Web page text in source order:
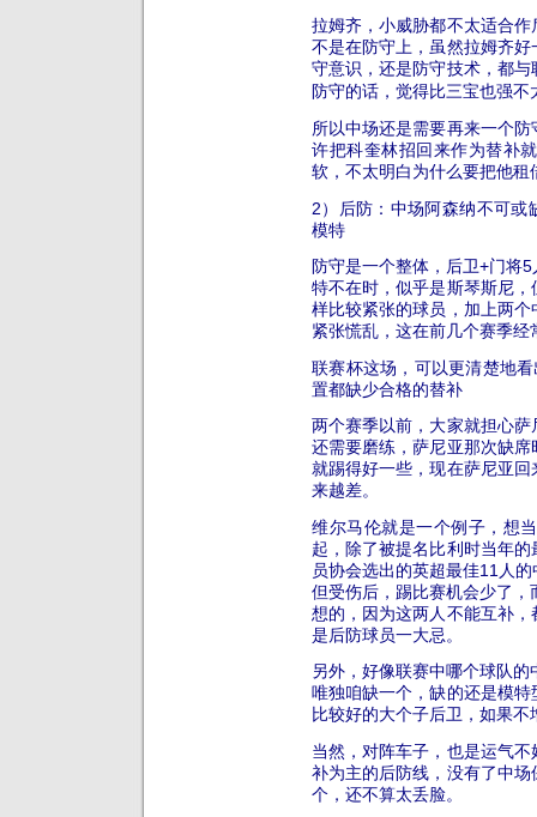
拉姆齐，小威胁都不太适合
不是在防守上，虽然拉姆齐
守意识，还是防守技术，都
防守的话，觉得比三宝也强
所以中场还是需要再来一个
许把科奎林招回来作为替补
软，不太明白为什么要把他
2）后防：中场阿森纳不可或
模特
防守是一个整体，后卫+门将
特不在时，似乎是斯琴斯尼
样比较紧张的球员，加上两
紧张慌乱，这在前几个赛季经
联赛杯这场，可以更清楚地
置都缺少合格的替补
两个赛季以前，大家就担心
还需要磨练，萨尼亚那次缺
就踢得好一些，现在萨尼亚
来越差。
维尔马伦就是一个例子，想
起，除了被提名比利时当年
员协会选出的英超最佳11人
但受伤后，踢比赛机会少了
想的，因为这两人不能互补
是后防球员一大忌。
另外，好像联赛中哪个球队
唯独咱缺一个，缺的还是模
比较好的大个子后卫，如果
当然，对阵车子，也是运气
补为主的后防线，没有了中
个，还不算太丢脸。